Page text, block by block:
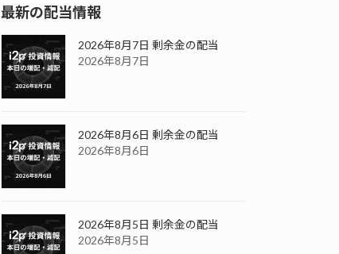
最新の配当情報
2026年8月7日 剰余金の配当
2026年8月7日
2026年8月6日 剰余金の配当
2026年8月6日
2026年8月5日 剰余金の配当
2026年8月5日